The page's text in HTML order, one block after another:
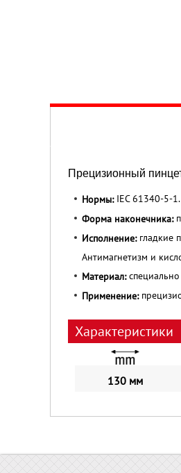
Прецизионный
Нормы:IEC 61340-5-1.
Форма наконечника:
Исполнение:гладкие
Антимагнетизм и
Материал:специально
Применение:
Характеристики
130 мм